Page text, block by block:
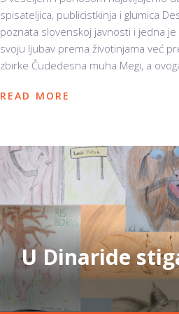
spisateljica, publicistkinja i glumica
poznata slovenskoj javnosti i jedna
svoju ljubav prema životinjama već
zbirke Čudedesna muha Megi, a
READ MORE
U Dinaride